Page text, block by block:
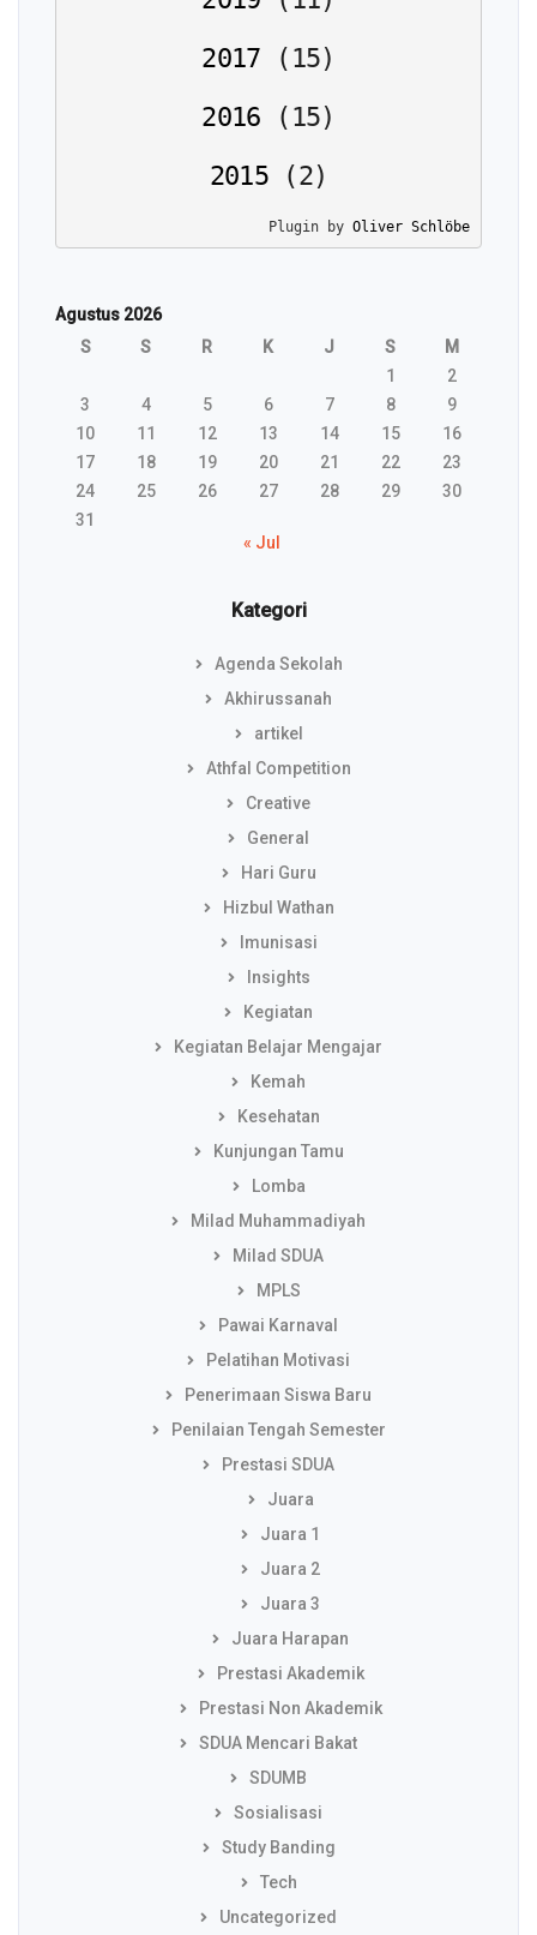
2017
( 15)
2016
( 15)
2015
(2)
Plugin by Oliver Schlöbe
Agustus 2026
S
S R K J S
M
1
2
3
4 5 6 7 8
9
10
11 12 13 14 15
16
17
18 19 20 21 22
23
24
25 26 27 28 29
30
31
« Jul
Kategori
Agenda Sekolah
Akhirussanah
artikel
Athfal Competition
Creative
General
Hari Guru
Hizbul Wathan
Imunisasi
Insights
Kegiatan
Kegiatan Belajar Mengajar
Kemah
Kesehatan
Kunjungan Tamu
Lomba
Milad Muhammadiyah
Milad SDUA
MPLS
Pawai Karnaval
Pelatihan Motivasi
Penerimaan Siswa Baru
Penilaian Tengah Semester
Prestasi SDUA
Juara
Juara 1
Juara 2
Juara 3
Juara Harapan
Prestasi Akademik
Prestasi Non Akademik
SDUA Mencari Bakat
SDUMB
Sosialisasi
Study Banding
Tech
Uncategorized